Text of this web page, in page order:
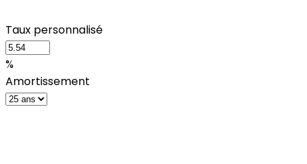
Taux personnalisé
%
Amortissement